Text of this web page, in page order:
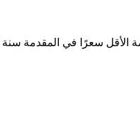
الأقل سعرًا في المقدمة سنة